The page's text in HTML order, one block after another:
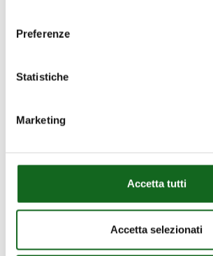
Preferenze
Statistiche
Marketing
Accetta tutti
Accetta selezionati
Aménagement
la
Aménagement de la